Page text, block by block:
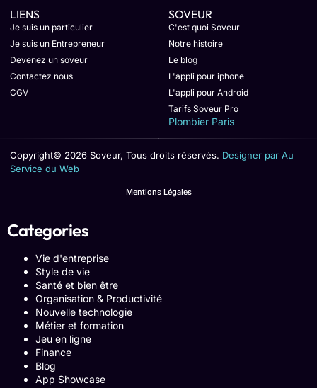
LIENS
Je suis un particulier
Je suis un Entrepreneur
Devenez un soveur
Contactez nous
CGV
SOVEUR
C'est quoi Soveur
Notre histoire
Le blog
L'appli pour iphone
L'appli pour Android
Tarifs Soveur Pro
Plombier Paris
Copyright© 2026 Soveur, Tous droits réservés. Designer par Au
Service du Web
Mentions Légales
Categories
Vie d'entreprise
Style de vie
Santé et bien être
Organisation & Productivité
Nouvelle technologie
Métier et formation
Jeu en ligne
Finance
Blog
App Showcase